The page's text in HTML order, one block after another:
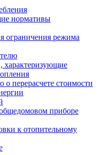
нормативы
ограничения режима
характеризующие
о перерасчете стоимости
приборе
к отопительному